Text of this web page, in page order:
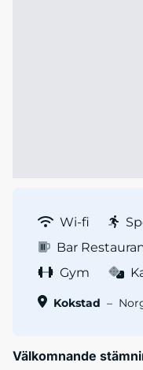
Wi-fi
Bar
Gym
Kokstad –
Välkomnande